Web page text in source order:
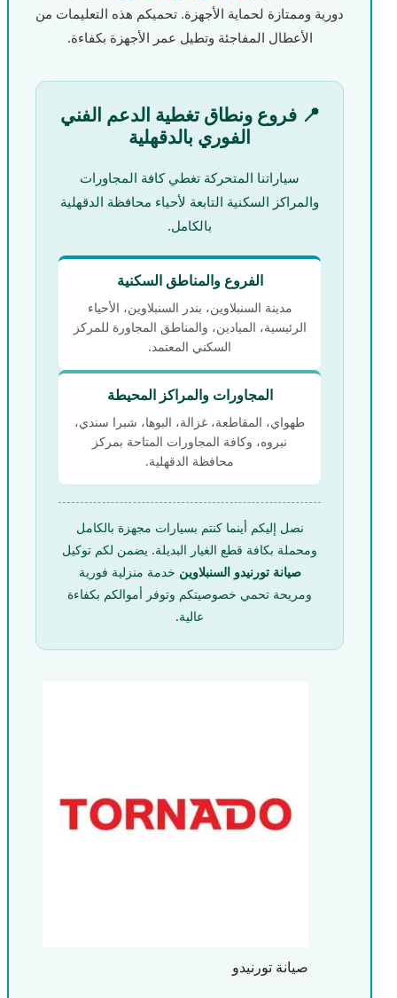
دورية وممتازة لحماية الأجهزة. تحميكم هذه التعليمات من
الأعطال المفاجئة وتطيل عمر الأجهزة بكفاءة.
📍 فروع ونطاق تغطية الدعم الفني
الفوري بالدقهلية
سياراتنا المتحركة تغطي كافة المجاورات
والمراكز السكنية التابعة لأحياء محافظة الدقهلية
بالكامل.
الفروع والمناطق السكنية
مدينة السنبلاوين، بندر السنبلاوين، الأحياء
الرئيسية، الميادين، والمناطق المجاورة للمركز
السكني المعتمد.
المجاورات والمراكز المحيطة
طهواي، المقاطعة، غزالة، البوها، شبرا سندي،
نبروه، وكافة المجاورات المتاحة بمركز
محافظة الدقهلية.
نصل إليكم أينما كنتم بسيارات مجهزة بالكامل
ومحملة بكافة قطع الغيار البديلة. يضمن لكم توكيل
صيانة تورنيدو السنبلاوين خدمة منزلية فورية
ومريحة تحمي خصوصيتكم وتوفر أموالكم بكفاءة
عالية.
صيانة تورنيدو